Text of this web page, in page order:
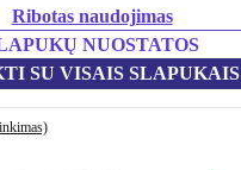
Ribotas naudojimas
NUOSTATOS
SU VISAIS SLAPUKAIS
kelioninė lovelė